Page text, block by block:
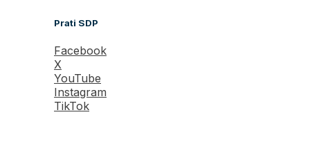
Prati SDP
Facebook
X
YouTube
Instagram
TikTok